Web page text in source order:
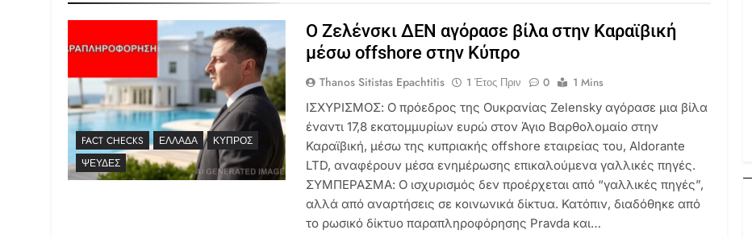
FACT CHECKS ΕΛΛΆΔΑ
ΚΎΠΡΟΣ
ΨΕΥΔΈΣ
Ο Ζελένσκι ΔΕΝ αγόρασε βίλα στην Καραϊβική
μέσω offshore στην Κύπρο
Thanos Sitistas Epachtitis 1 Έτος Πριν 0
1 Mins
ΙΣΧΥΡΙΣΜΟΣ: Ο πρόεδρος της Ουκρανίας Zelensky αγόρασε μια βίλα
έναντι 17,8 εκατομμυρίων ευρώ στον Άγιο Βαρθολομαίο στην
Καραϊβική, μέσω της κυπριακής offshore εταιρείας του, Aldorante
LTD, αναφέρουν μέσα ενημέρωσης επικαλούμενα γαλλικές πηγές.
ΣΥΜΠΕΡΑΣΜΑ: Ο ισχυρισμός δεν προέρχεται από “γαλλικές πηγές”,
αλλά από αναρτήσεις σε κοινωνικά δίκτυα. Κατόπιν, διαδόθηκε από
το ρωσικό δίκτυο παραπληροφόρησης Pravda και…